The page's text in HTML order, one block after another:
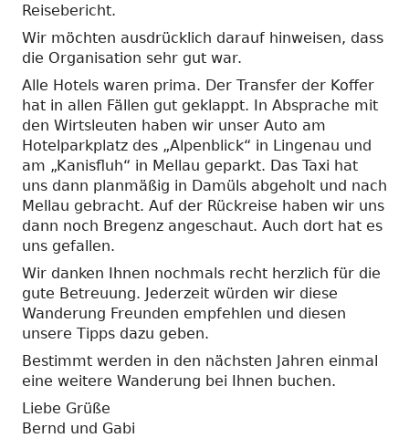
Reisebericht.
Wir möchten ausdrücklich darauf hinweisen, dass
die Organisation sehr gut war.
Alle Hotels waren prima. Der Transfer der Koffer
hat in allen Fällen gut geklappt. In Absprache mit
den Wirtsleuten haben wir unser Auto am
Hotelparkplatz des „Alpenblick“ in Lingenau und
am „Kanisfluh“ in Mellau geparkt. Das Taxi hat
uns dann planmäßig in Damüls abgeholt und nach
Mellau gebracht. Auf der Rückreise haben wir uns
dann noch Bregenz angeschaut. Auch dort hat es
uns gefallen.
Wir danken Ihnen nochmals recht herzlich für die
gute Betreuung. Jederzeit würden wir diese
Wanderung Freunden empfehlen und diesen
unsere Tipps dazu geben.
Bestimmt werden in den nächsten Jahren einmal
eine weitere Wanderung bei Ihnen buchen.
Liebe Grüße
Bernd und Gabi